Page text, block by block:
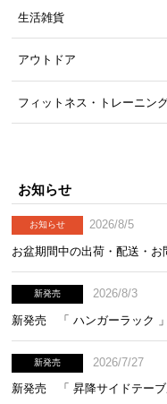
生活雑貨
アウトドア
フィットネス・トレーニン
お知らせ
お知らせ
2026/8/5
お盆期間中の出荷・配送・お
新発売
2026/8/3
新発売 「 ハンガーラック 」
新発売
2026/7/27
新発売 「 昇降サイドテーブ